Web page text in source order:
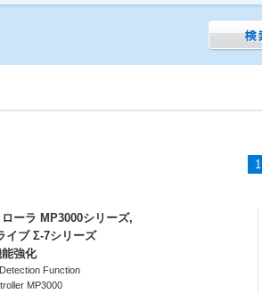
1
ーラ MP3000シリーズ,
イブ Σ-7シリーズ
強化
Function
MP3000